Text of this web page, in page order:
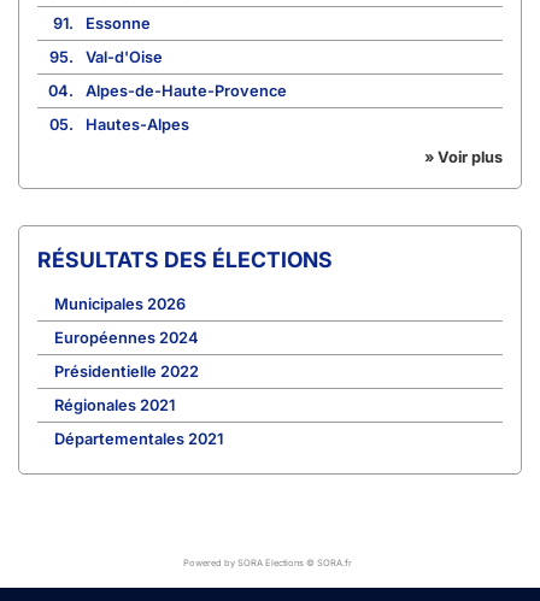
91.
Essonne
95.
Val-d'Oise
04.
Alpes-de-Haute-Provence
05.
Hautes-Alpes
» Voir plus
RÉSULTATS DES ÉLECTIONS
Municipales 2026
Européennes 2024
Présidentielle 2022
Régionales 2021
Départementales 2021
Powered by SORA Elections © SORA.fr